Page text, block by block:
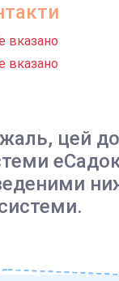
вказано
вказано
цей